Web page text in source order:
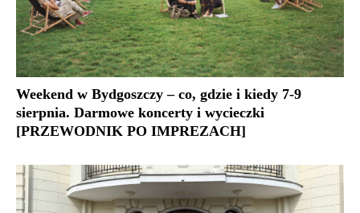
Weekend w Bydgoszczy – co, gdzie i kiedy 7-9
sierpnia. Darmowe koncerty i wycieczki
[PRZEWODNIK PO IMPREZACH]